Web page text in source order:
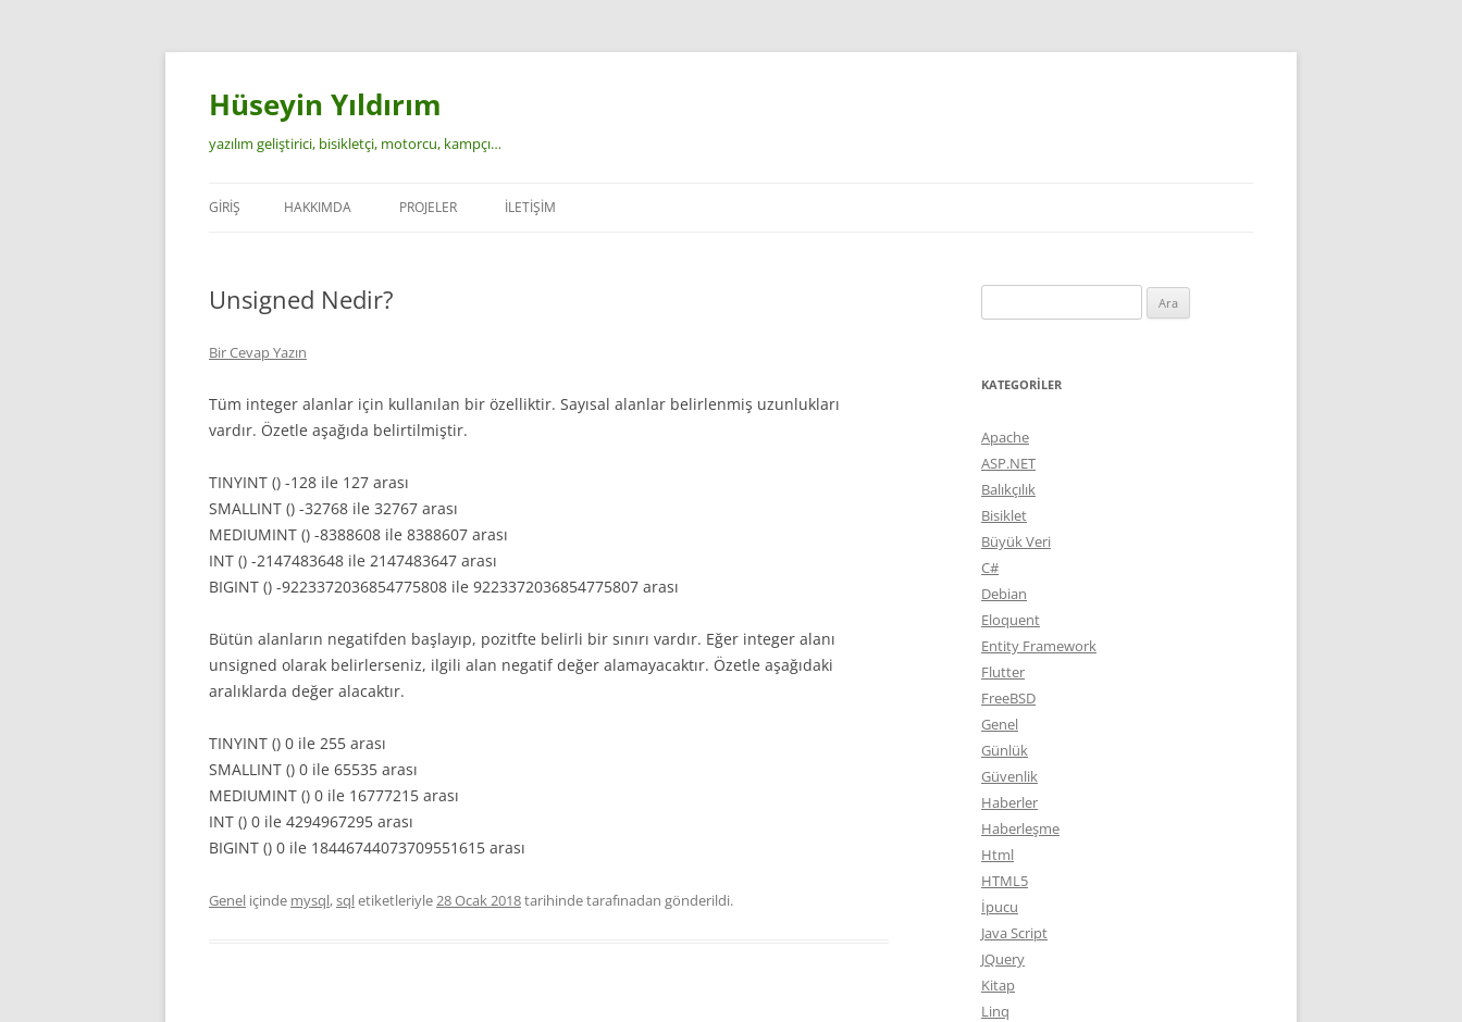
İçeriğe
Hüseyin Yıldırım
yazılım geliştirici, bisikletçi, motorcu, kampçı…
GIRIŞ HAKKIMDA PROJELER İLETIŞIM
Unsigned Nedir?
Bir Cevap Yazın
Tüm integer alanlar için kullanılan bir özelliktir. Sayısal alanlar belirlenmiş uzunlukları
vardır. Özetle aşağıda belirtilmiştir.
TINYINT () -128 ile 127 arası
SMALLINT () -32768 ile 32767 arası
MEDIUMINT () -8388608 ile 8388607 arası
INT () -2147483648 ile 2147483647 arası
BIGINT () -9223372036854775808 ile 9223372036854775807 arası
Bütün alanların negatifden başlayıp, pozitfte belirli bir sınırı vardır. Eğer integer alanı
unsigned olarak belirlerseniz, ilgili alan negatif değer alamayacaktır. Özetle aşağıdaki
aralıklarda değer alacaktır.
TINYINT () 0 ile 255 arası
SMALLINT () 0 ile 65535 arası
MEDIUMINT () 0 ile 16777215 arası
INT () 0 ile 4294967295 arası
BIGINT () 0 ile 18446744073709551615 arası
Genel içinde mysql,sqletiketleriyle28 Ocak 2018tarihindetarafınadan gönderildi.
KATEGORILER
Apache
ASP.NET
Balıkçılık
Bisiklet
Büyük Veri
C#
Debian
Eloquent
Entity Framework
Flutter
FreeBSD
Genel
Günlük
Güvenlik
Haberler
Haberleşme
Html
HTML5
İpucu
Java Script
JQuery
Kitap
Linq